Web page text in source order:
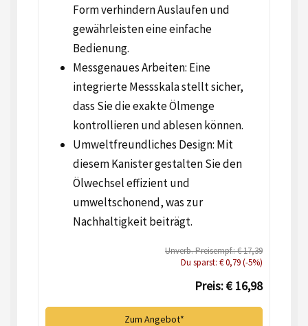
Form verhindern Auslaufen und
gewährleisten eine einfache
Bedienung.
Messgenaues Arbeiten: Eine
integrierte Messskala stellt sicher,
dass Sie die exakte Ölmenge
kontrollieren und ablesen können.
Umweltfreundliches Design: Mit
diesem Kanister gestalten Sie den
Ölwechsel effizient und
umweltschonend, was zur
Nachhaltigkeit beiträgt.
Unverb. Preisempf.: € 17,39
Du sparst: € 0,79 (-5%)
Preis: € 16,98
Zum Angebot*